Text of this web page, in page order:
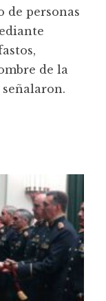
de personas
de la